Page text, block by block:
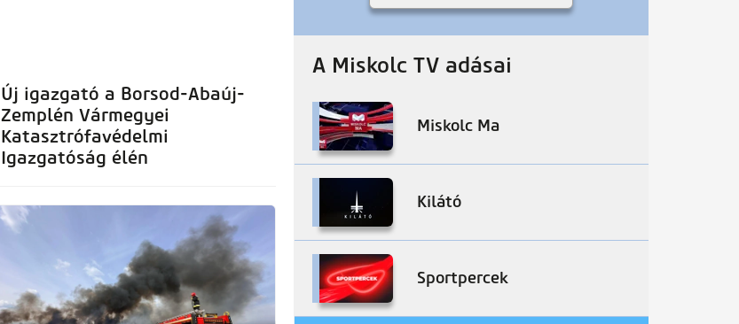
Új igazgató a Borsod-Abaúj-
Zemplén Vármegyei
Katasztrófavédelmi
Igazgatóság élén
A Miskolc TV adásai
Miskolc Ma
Kilátó
Sportpercek